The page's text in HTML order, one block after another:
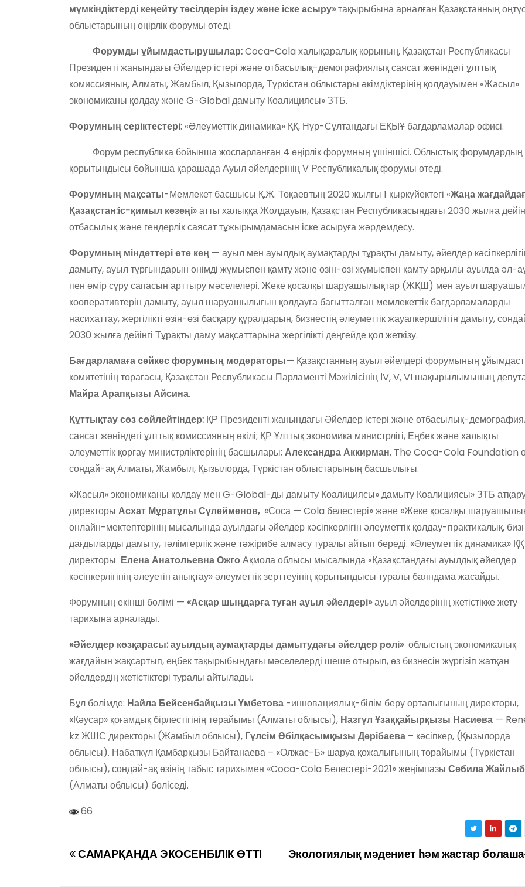
мүмкіндіктерді кеңейту тәсілдерін іздеу және іске асыру»тақырыбына арналған Қазақстанның
облыстарының өңірлік форумы өтеді.
Форумды ұйымдастырушылар:Coca-Cola халықаралық қорының, Қазақстан Республикасы
Президенті жанындағы Әйелдер істері және отбасылық-демографиялық саясат жөніндегі ұлттық
комиссияның, Алматы, Жамбыл, Қызылорда, Түркістан облыстары әкімдіктерінің қолдауымен «Жасыл»
экономиканы қолдау және G-Global дамыту Коалициясы» ЗТБ.
Форумның серіктестері: «Әлеуметтік динамика» ҚҚ, Нұр-Сұлтандағы ЕҚЫҰ бағдарламалар офисі.
Форум республика бойынша жоспарланған 4 өңірлік форумның үшіншісі. Облыстық форумдардың
қорытындысы бойынша қарашада Ауыл әйелдерінің V Республикалық форумы өтеді.
Форумның мақсаты-Мемлекет басшысы Қ.Ж. Тоқаевтың 2020 жылғы 1 қыркүйектегі «Жаңа
Қазақстан:іс-қимыл кезеңі» атты халыққа Жолдауын, Қазақстан Республикасындағы 2030 жылға
отбасылық және гендерлік саясат тұжырымдамасын іске асыруға жәрдемдесу.
Форумның міндеттері өте кең — ауыл мен ауылдық аумақтарды тұрақты дамыту, әйелдер
дамыту, ауыл тұрғындарын өнімді жұмыспен қамту және өзін-өзі жұмыспен қамту арқылы ауылда әл-
пен өмір сүру сапасын арттыру мәселелері. Жеке қосалқы шаруашылықтар (ЖҚШ) мен ауыл
кооперативтерін дамыту, ауыл шаруашылығын қолдауға бағытталған мемлекеттік бағдарламаларды
насихаттау, жергілікті өзін-өзі басқару құралдарын, бизнестің әлеуметтік жауапкершілігін дамыту,
2030 жылға дейінгі Тұрақты даму мақсаттарына жергілікті деңгейде қол жеткізу.
Бағдарламаға сәйкес форумның модераторы— Қазақстанның ауыл әйелдері форумының
комитетінің төрағасы, Қазақстан Республикасы Парламенті Мәжілісінің ІV, V, VI шақырылымының
Майра Арапқызы Айсина.
Құттықтау сөз сөйлейтіндер: ҚР Президенті жанындағы Әйелдер істері және отбасылық-
саясат жөніндегі ұлттық комиссияның өкілі; ҚР Ұлттық экономика министрлігі, Еңбек және халықты
әлеуметтік қорғау министрліктерінің басшылары; Александра Аккирман, The Coca-Cola Foundation
сондай-ақ Алматы, Жамбыл, Қызылорда, Түркістан облыстарының басшылығы.
«Жасыл» экономиканы қолдау мен G-Global-ды дамыту Коалициясы» дамыту Коалициясы» ЗТБ
директоры Асхат Мұратұлы Сүлейменов,«Соса — Cola белестері» және «Жеке қосалқы
онлайн-мектептерінің мысалында ауылдағы әйелдер кәсіпкерлігін әлеуметтік қолдау-практикалық,
дағдыларды дамыту, тәлімгерлік және тәжірибе алмасу туралы айтып береді. «Әлеуметтік динамика» ҚҚ
директоры Елена Анатольевна Ожго Ақмола облысы мысалында «Қазақстандағы ауылдық әйелдер
кәсіпкерлігінің әлеуетін анықтау» әлеуметтік зерттеуінің қорытындысы туралы баяндама жасайды.
Форумның екінші бөлімі — «Асқар шыңдарға туған ауыл әйелдері»ауыл әйелдерінің жетістікке жету
тарихына арналады.
«Әйелдер көзқарасы: ауылдық аумақтарды дамытудағы әйелдер рөлі»облыстың экономикалық
жағдайын жақсартып, еңбек тақырыбындағы мәселелерді шеше отырып, өз бизнесін жүргізіп жатқан
әйелдердің жетістіктері туралы айтылады.
Бұл бөлімде: Найла Бейсенбайқызы Үмбетова -инновациялық-білім беру орталығының директоры,
«Кәусар» қоғамдық бірлестігінің төрайымы (Алматы облысы), Назгүл Ұзаққайырқызы Насиева —
kz ЖШС директоры (Жамбыл облысы), Гүлсім Әбілқасымқызы Дәрібаева – кәсіпкер, (Қызылорда
облысы). Набаткүл Қамбарқызы Байтанаева – «Олжас-Б» шаруа қожалығының төрайымы (Түркістан
облысы), сондай-ақ өзінің табыс тарихымен «Coca-Cola Белестері-2021» жеңімпазы Сәбила
(Алматы облысы) бөліседі.
66
Н
Экологиялық мәдениет һәм жастар
САМАРҚАНДА ЭКОСЕНБІЛІК ӨТТІ